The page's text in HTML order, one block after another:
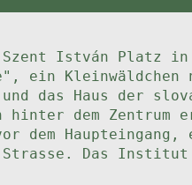
István Platz in
ein Kleinwäldchen
und das Haus der
dem Zentrum
dem
Das